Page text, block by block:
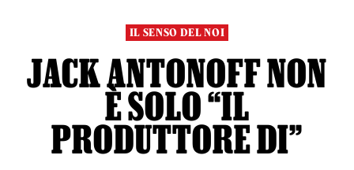
IL SENSO DEL NOI
JACK ANTONOFF NON
È SOLO “IL
PRODUTTORE DI”